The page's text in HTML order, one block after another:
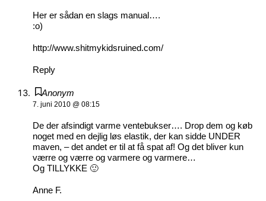
Her er sådan en slags manual….
:o)
http://www.shitmykidsruined.com/
Reply
Anonym
7. juni 2010 @ 08:15
De der afsindigt varme ventebukser…. Drop dem og køb
noget med en dejlig løs elastik, der kan sidde UNDER
maven, – det andet er til at få spat af! Og det bliver kun
værre og værre og varmere og varmere…
Og TILLYKKE 🙂
Anne F.